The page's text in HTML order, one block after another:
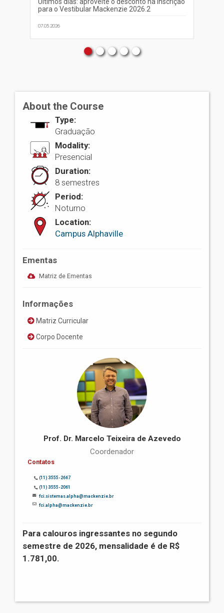
para o Vestibular Mackenzie 2026.2
07.05.2026
About the Course
Type:
Graduação
Modality:
Presencial
Duration:
8 semestres
Period:
Noturno
Location:
Campus Alphaville
Ementas
Matriz de Ementas
Informações
Matriz Curricular
Corpo Docente
Prof. Dr. Marcelo Teixeira de Azevedo
Coordenador
Contatos
(11) 3555-2667
(11) 3555-2061
fci.sistemas.alpha@mackenzie.br
fci.alpha@mackenzie.br
Para calouros ingressantes no segundo
semestre de 2026, mensalidade é de R$
1.781,00.